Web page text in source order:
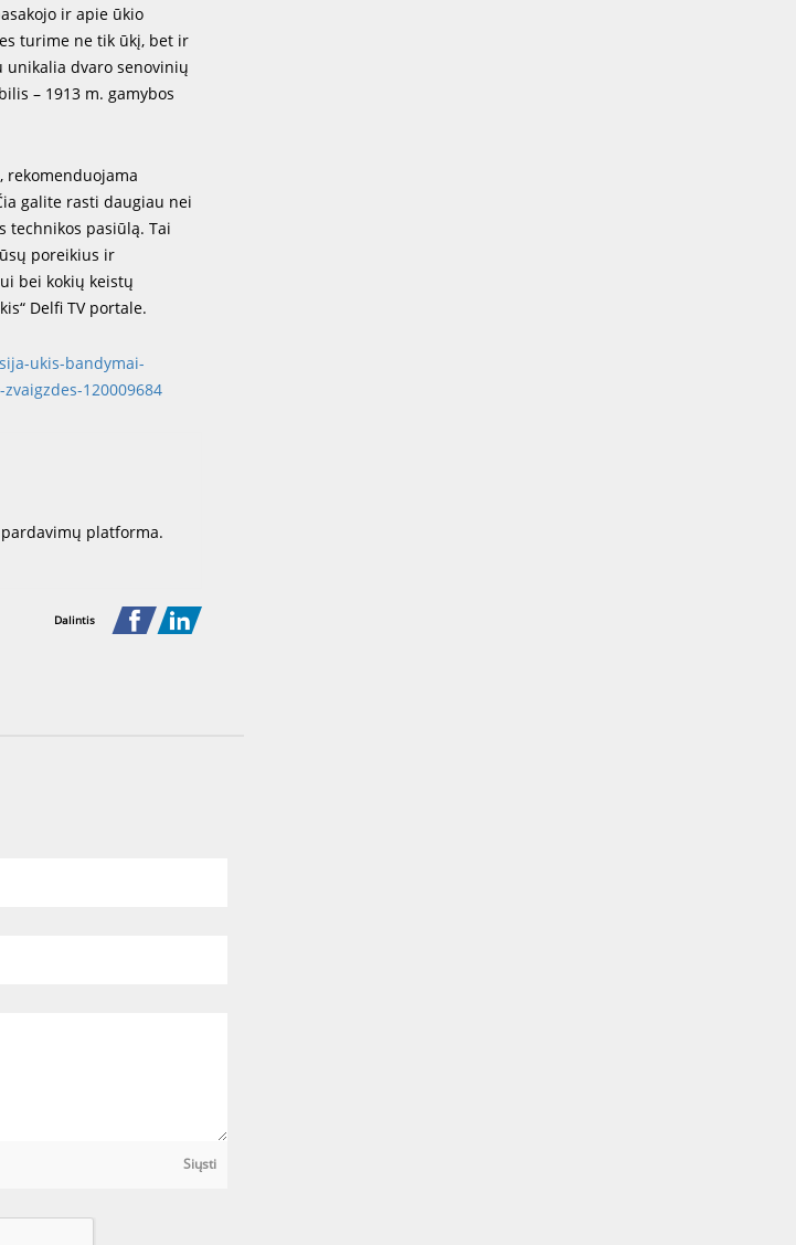
ir apie ūkio
turime ne tik ūkį, bet ir
unikalia dvaro senovinių
– 1913 m. gamybos
rekomenduojama
galite rasti daugiau nei
technikos pasiūlą. Tai
poreikius ir
bei kokių keistų
Delfi TV portale.
ukis-bandymai-
120009684
platforma.
Dalintis